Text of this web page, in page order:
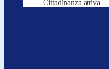
Cittadinanza attiva